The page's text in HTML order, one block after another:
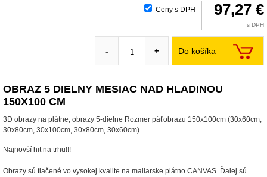
Ceny s DPH 97,27 €
s DPH
Do košíka
- +
OBRAZ 5 DIELNY MESIAC NAD HLADINOU
150X100 CM
3D obrazy na plátne, obrazy 5-dielne Rozmer päťobrazu 150x100cm (30x60cm,
30x80cm, 30x100cm, 30x80cm, 30x60cm)
Najnovší hit na trhu!!!
Obrazy sú tlačené vo vysokej kvalite na maliarske plátno CANVAS. Ďalej sú